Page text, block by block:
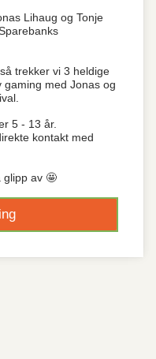
Lihaug og Tonje
trekker vi 3 heldige
gaming med Jonas og
5 - 13 år.
kontakt med
glipp av 🤩